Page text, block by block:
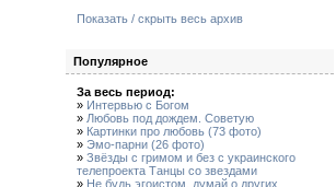
Показать / скрыть весь архив
Популярное
За весь период:
» Интервью с Богом
» Любовь под дождем. Советую
» Картинки про любовь (73 фото)
» Эмо-парни (26 фото)
» Звёзды с гримом и без с украинского
телепроекта Танцы со звездами
» Не будь эгоистом, думай о других